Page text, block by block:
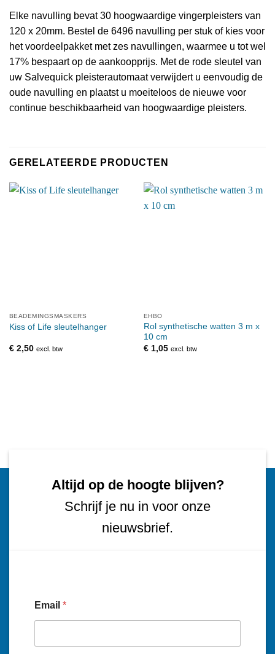
Elke navulling bevat 30 hoogwaardige vingerpleisters van
120 x 20mm. Bestel de 6496 navulling per stuk of kies voor
het voordeelpakket met zes navullingen, waarmee u tot wel
17% bespaart op de aankoopprijs. Met de rode sleutel van
uw Salvequick pleisterautomaat verwijdert u eenvoudig de
oude navulling en plaatst u moeiteloos de nieuwe voor
continue beschikbaarheid van hoogwaardige pleisters.
GERELATEERDE PRODUCTEN
BEADEMINGSMASKERS
Kiss of Life sleutelhanger
€2,50 excl. btw
EHBO
Rol synthetische watten 3 m x
10 cm
€1,05 excl. btw
Altijd op de hoogte blijven?
Schrijf je nu in voor onze
nieuwsbrief.
Email *